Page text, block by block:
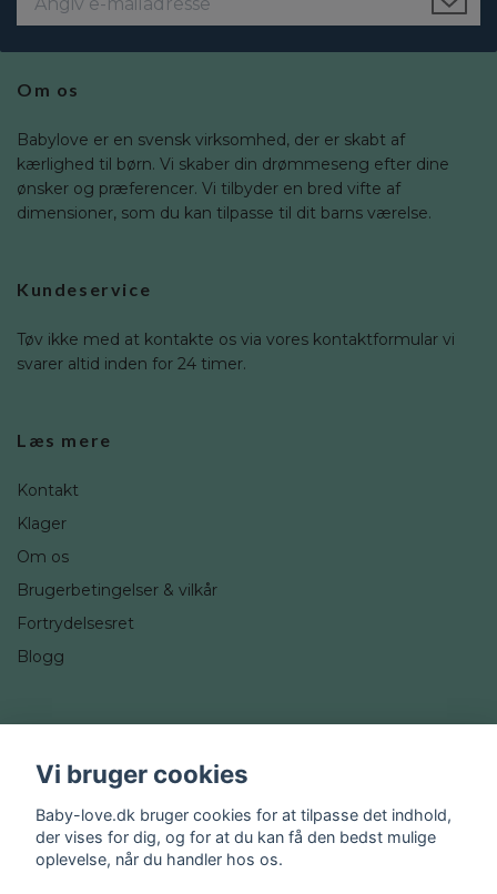
Om os
Babylove er en svensk virksomhed, der er skabt af
kærlighed til børn. Vi skaber din drømmeseng efter dine
ønsker og præferencer. Vi tilbyder en bred vifte af
dimensioner, som du kan tilpasse til dit barns værelse.
Kundeservice
Tøv ikke med at kontakte os via vores kontaktformular vi
svarer altid inden for 24 timer.
Læs mere
Kontakt
Klager
Om os
Brugerbetingelser & vilkår
Fortrydelsesret
Blogg
Instagram
Vi bruger cookies
Baby-love.dk bruger cookies for at tilpasse det indhold,
der vises for dig, og for at du kan få den bedst mulige
oplevelse, når du handler hos os.